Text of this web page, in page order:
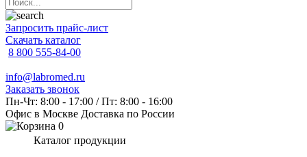
Запросить прайс-лист
Скачать каталог
8 800 555-84-00
info@labromed.ru
Заказать звонок
Пн-Чт: 8:00 - 17:00 / Пт: 8:00 - 16:00
Офис в Москве Доставка по России
0
Каталог продукции